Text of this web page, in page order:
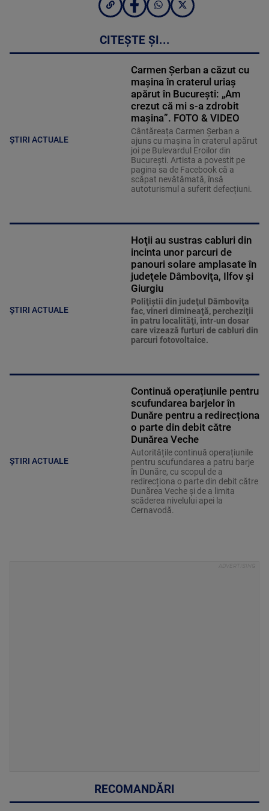
CITEȘTE ȘI...
ȘTIRI ACTUALE
Carmen Șerban a căzut cu
mașina în craterul uriaș
apărut în București: „Am
crezut că mi s-a zdrobit
mașina”. FOTO & VIDEO
Cântăreața Carmen Șerban a
ajuns cu mașina în craterul apărut
joi pe Bulevardul Eroilor din
București. Artista a povestit pe
pagina sa de Facebook că a
scăpat nevătămată, însă
autoturismul a suferit defecțiuni.
ȘTIRI ACTUALE
Hoţii au sustras cabluri din
incinta unor parcuri de
panouri solare amplasate în
judeţele Dâmboviţa, Ilfov şi
Giurgiu
Poliţiştii din judeţul Dâmboviţa
fac, vineri dimineaţă, percheziţii
în patru localităţi, într-un dosar
care vizează furturi de cabluri din
parcuri fotovoltaice.
ȘTIRI ACTUALE
Continuă operațiunile pentru
scufundarea barjelor în
Dunăre pentru a redirecționa
o parte din debit către
Dunărea Veche
Autoritățile continuă operațiunile
pentru scufundarea a patru barje
în Dunăre, cu scopul de a
redirecționa o parte din debit către
Dunărea Veche și de a limita
scăderea nivelului apei la
Cernavodă.
RECOMANDĂRI